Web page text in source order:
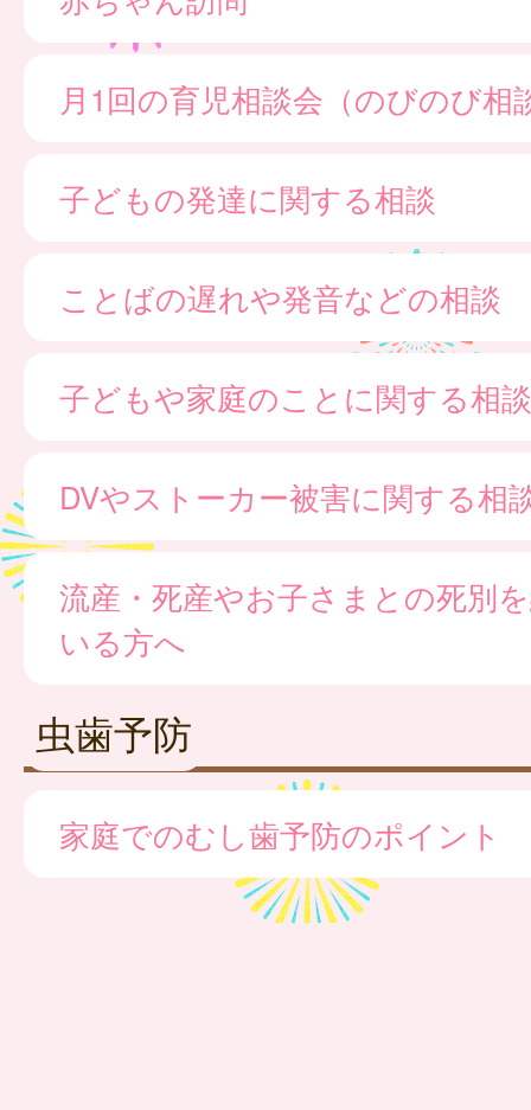
月1回の育児相談会（のびのび相
子どもの発達に関する相談
ことばの遅れや発音などの相談
子どもや家庭のことに関する相談
DVやストーカー被害に関する相
流産・死産やお子さまとの死別
いる方へ
虫歯予防
家庭でのむし歯予防のポイント